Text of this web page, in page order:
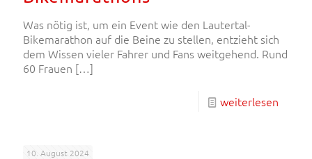
Was nötig ist, um ein Event wie den Lautertal-
Bikemarathon auf die Beine zu stellen, entzieht sich
dem Wissen vieler Fahrer und Fans weitgehend. Rund
60 Frauen […]
weiterlesen
10. August 2024